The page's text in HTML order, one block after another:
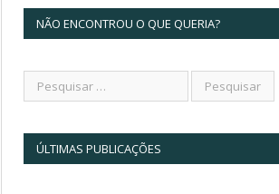
NÃO ENCONTROU O QUE QUERIA?
ÚLTIMAS PUBLICAÇÕES